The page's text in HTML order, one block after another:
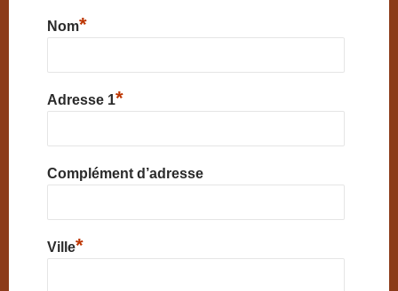
Nom*
Adresse 1*
Complément d’adresse
Ville*